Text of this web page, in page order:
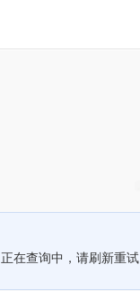
正在查询中，请刷新重试